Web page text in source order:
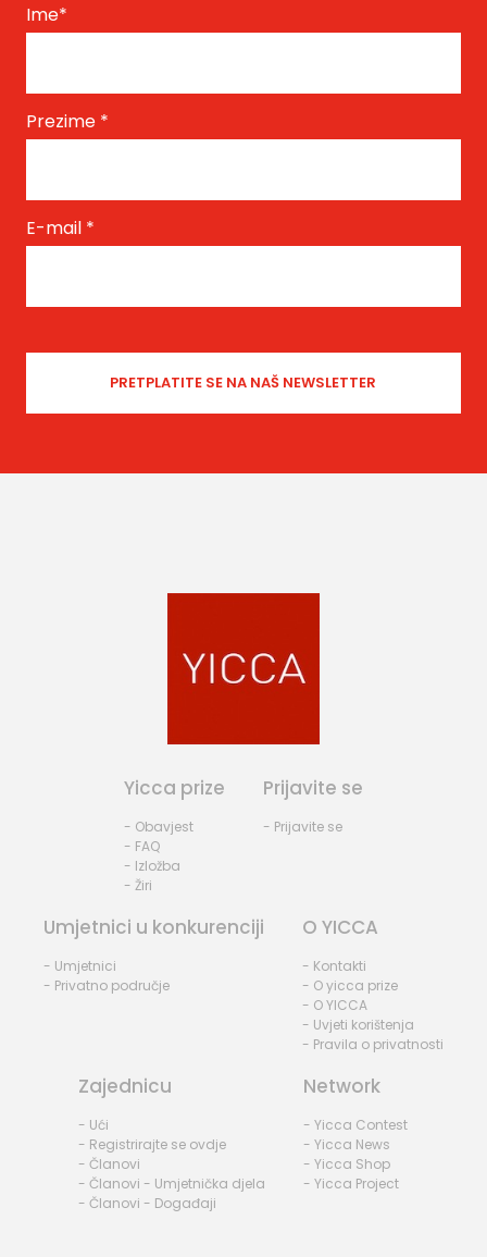
Ime*
Prezime *
E-mail *
Yicca prize
- Obavjest
- FAQ
- Izložba
- Žiri
Prijavite se
- Prijavite se
Umjetnici u konkurenciji
- Umjetnici
- Privatno područje
O YICCA
- Kontakti
- O yicca prize
- O YICCA
- Uvjeti korištenja
- Pravila o privatnosti
Zajednicu
- Ući
- Registrirajte se ovdje
- Članovi
- Članovi - Umjetnička djela
- Članovi - Događaji
Network
- Yicca Contest
- Yicca News
- Yicca Shop
- Yicca Project